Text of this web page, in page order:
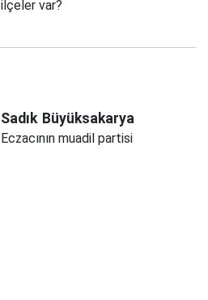
ilçeler var?
Sadık Büyüksakarya
Eczacının muadil partisi